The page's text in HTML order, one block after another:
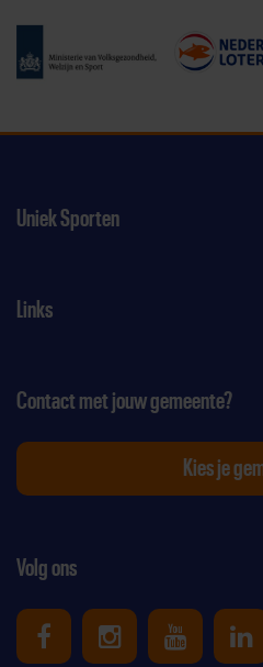
Uniek Sporten
Links
Volg ons
Uniek Sporten op
UniekUniek
Contact met jouw gemeente?
Kies je